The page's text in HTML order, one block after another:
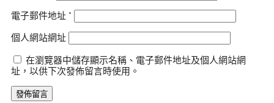
電子郵件地址 *
個人網站網址
在瀏覽器中儲存顯示名稱、電子郵件地址及個人網站網
址，以供下次發佈留言時使用。